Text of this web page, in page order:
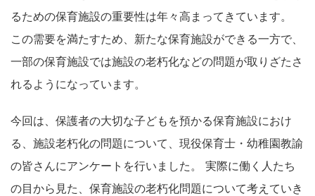
るための保育施設の重要性は年々高まってきています。
この需要を満たすため、新たな保育施設ができる一方で、
一部の保育施設では施設の老朽化などの問題が取りざたさ
れるようになっています。
今回は、保護者の大切な子どもを預かる保育施設におけ
る、施設老朽化の問題について、現役保育士・幼稚園教諭
の皆さんにアンケートを行いました。 実際に働く人たち
の目から見た、保育施設の老朽化問題について考えていき